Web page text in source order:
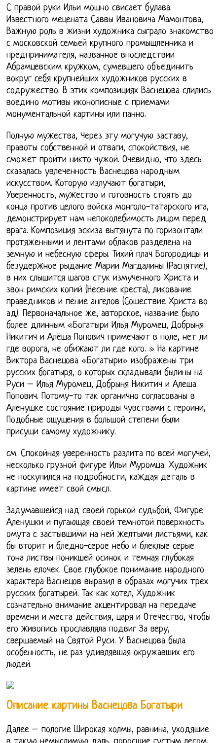
С правой руки Ильи мощно свисает булава.
Известного мецената Саввы Ивановича Мамонтова,
Важную роль в жизни художника сыграло знакомство
с московской семьей крупного промышленника и
предпринимателя, названное впоследствии
Абрамцевским кружком, сумевшего объединить
вокруг себя крупнейших художников русских в
содружество. В этих композициях Васнецова слились
воедино мотивы иконописные с приемами
монументальной картины или панно.
Полную мужества, Через эту могучую заставу,
правоты собственной и отваги, спокойствия, не
сможет пройти никто чужой. Очевидно, что здесь
сказалась увлеченность Васнецова народным
искусством. Которую излучают богатыри,
Уверенность, мужество и готовность стоять до
конца против целого войска монголо-татарского ига,
демонстрирует нам непоколебимость лицом перед
врага. Композиция эскиза вытянута по горизонтали
протяженными и лентами облаков разделена на
земную и небесную сферы. Тихий плач Богородицы и
безудержное рыдание Марии Магдалины (Распятие),
в них слышится шагов стук измученного Христа и
звон римских копий (Несение креста), ликование
праведников и пение ангелов (Сошествие Христа во
ад). Первоначальное же, авторское, название было
более длинным «Богатыри Илья Муромец, Добрыня
Никитич и Алёша Попович примечают в поле, нет ли
где ворога, не обижают ли где кого. » На картине
Виктора Васнецова «Богатыри» изображены три
русских богатыря, о которых складывали былины на
Руси – Илья Муромец, Добрыня Никитич и Алеша
Попович. Потому-то так органично согласованы в
Аленушке состояние природы чувствами с героини,
Подобные ощущения в большой степени были
присущи самому художнику.
см. Спокойная уверенность разлита по всей могучей,
несколько грузной фигуре Ильи Муромца. Художник
не поскупился на подробности, каждая деталь в
картине имеет свой смысл.
Задумавшейся над своей горькой судьбой, Фигуре
Аленушки и пугающая своей темнотой поверхность
омута с застывшими на ней желтыми листьями, как
бы вторит и бледно-серое небо и блеклые серые
тона листвы поникшей осинок и темная глубокая
зелень елочек. Свое глубокое понимание народного
характера Васнецов выразил в образах могучих трех
русских богатырей. Так как хотел, Художник
сознательно внимание акцентировал на передаче
времени и места действия, царя и Отечество, чтобы
его живопись прославляла подвиг За веру,
свершаемый на Святой Руси. У Васнецова была
особенность, не раз удивлявшая окружавших его
людей.
Описание картины Васнецова Богатыри
Далее – пологие Широкая холмы, равнина, уходящие